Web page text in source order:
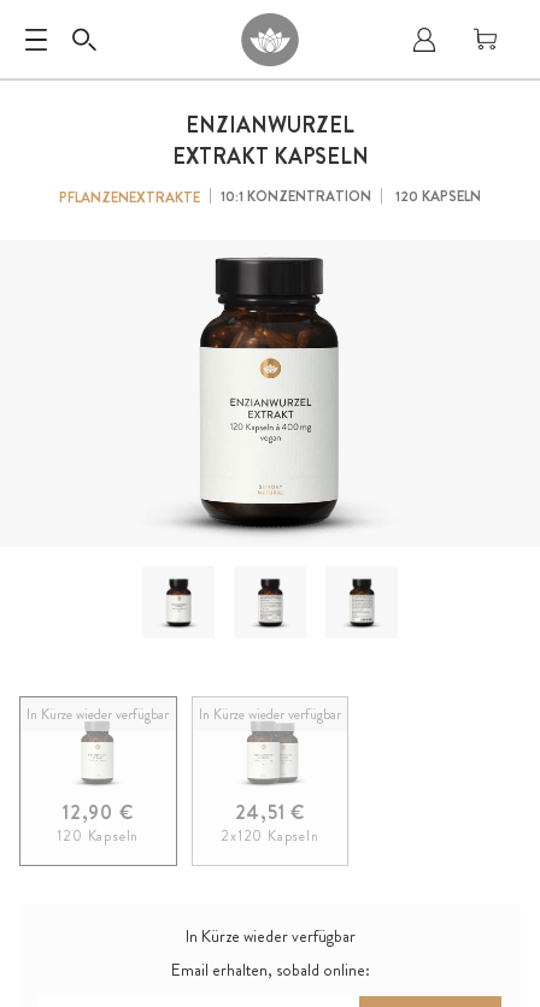
ENZIANWURZEL
EXTRAKT KAPSELN
PFLANZENEXTRAKTE 10:1 KONZENTRATION 120 KAPSELN
In Kürze wieder verfügbar
12,90 €
120 Kapseln
In Kürze wieder verfügbar
24,51 €
2x120 Kapseln
In Kürze wieder verfügbar
Email erhalten, sobald online: